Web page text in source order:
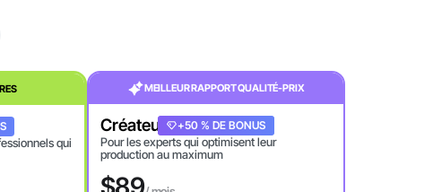
qui
MEILLEUR RAPPORT QUALITÉ-PRIX
Créateur
Pour les experts qui optimisent leur
production au maximum
+20 % DE BONUS
+50 % DE BONUS